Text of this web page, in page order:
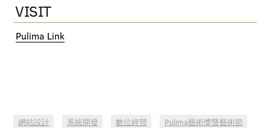
VISIT
Pulima Link
網站設計 系統開發 數位經營 Pulima藝術獎暨藝術節